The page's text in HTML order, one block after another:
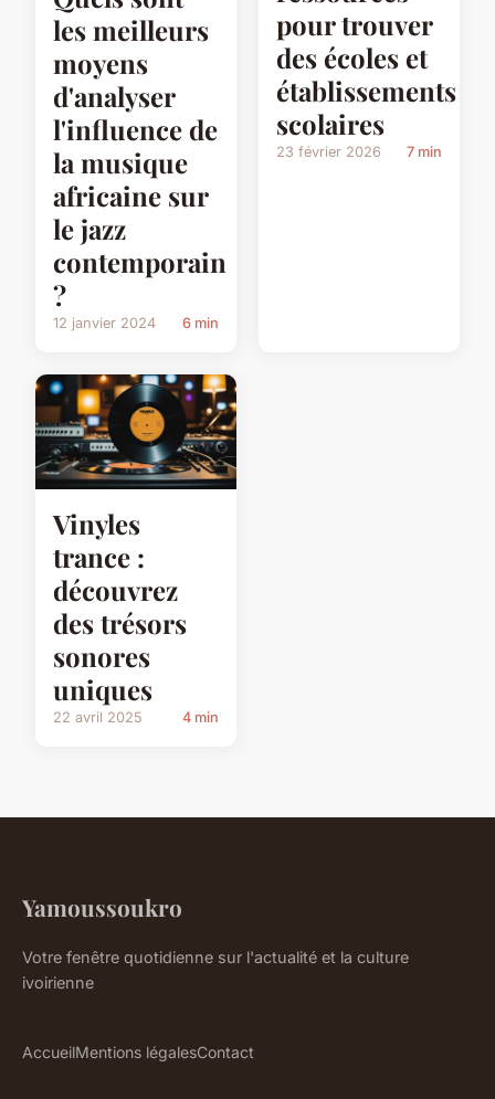
les meilleurs
moyens
d'analyser
l'influence de
la musique
africaine sur
le jazz
contemporain
?
12 janvier 2024 6 min
pour trouver
des écoles et
établissements
scolaires
23 février 2026 7 min
Vinyles
trance :
découvrez
des trésors
sonores
uniques
22 avril 2025 4 min
Yamoussoukro
Votre fenêtre quotidienne sur l'actualité et la culture
ivoirienne
AccueilMentions légalesContact